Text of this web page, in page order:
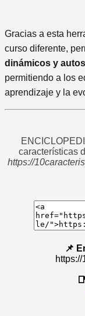
Gracias a esta
curso diferente,
dinámicos y
permitiendo a los
aprendizaje y la
características
https://
📌